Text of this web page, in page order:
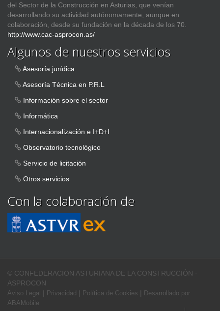
del Sector de la Construcción en Asturias, que venían
desarrollando su actividad autónomamente, aunque en
colaboración, desde su fundación en la década de los 70.
http://www.cac-asprocon.as/
Algunos de nuestros servicios
Asesoría jurídica
Asesoría Técnica en P.R.L
Información sobre el sector
Informática
Internacionalización e I+D+I
Observatorio tecnológico
Servicio de licitación
Otros servicios
Con la colaboración de
© CONFEDERACION ASTURIANA DE LA CONSTRUCCIÓN -
ASPROCON
Aviso Legal | Privacidad | Política de Cookies | Desarrollado por
ABAMobile